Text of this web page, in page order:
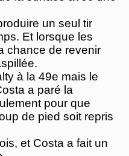
un seul tir
Et lorsque les
chance de revenir
à la 49e mais le
a paré la
pour que
de pied soit repris
et Costa a fait un